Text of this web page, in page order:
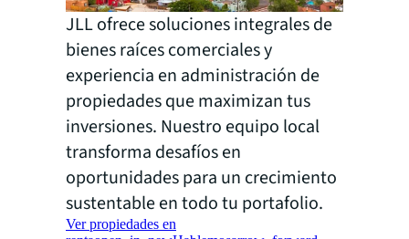
JLL ofrece soluciones integrales de
bienes raíces comerciales y
experiencia en administración de
propiedades que maximizan tus
inversiones. Nuestro equipo local
transforma desafíos en
oportunidades para un crecimiento
sustentable en todo tu portafolio.
Ver propiedades en